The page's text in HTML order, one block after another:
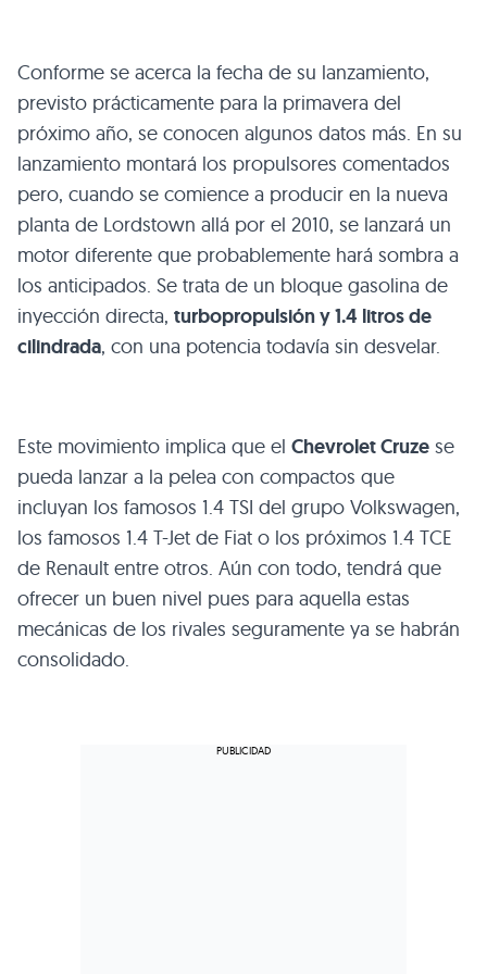
Conforme se acerca la fecha de su lanzamiento,
previsto prácticamente para la primavera del
próximo año, se conocen algunos datos más. En su
lanzamiento montará los propulsores comentados
pero, cuando se comience a producir en la nueva
planta de Lordstown allá por el 2010, se lanzará un
motor diferente que probablemente hará sombra a
los anticipados. Se trata de un bloque gasolina de
inyección directa, turbopropulsión y 1.4 litros de
cilindrada, con una potencia todavía sin desvelar.
Este movimiento implica que el Chevrolet Cruze se
pueda lanzar a la pelea con compactos que
incluyan los famosos 1.4 TSI del grupo Volkswagen,
los famosos 1.4 T-Jet de Fiat o los próximos 1.4 TCE
de Renault entre otros. Aún con todo, tendrá que
ofrecer un buen nivel pues para aquella estas
mecánicas de los rivales seguramente ya se habrán
consolidado.